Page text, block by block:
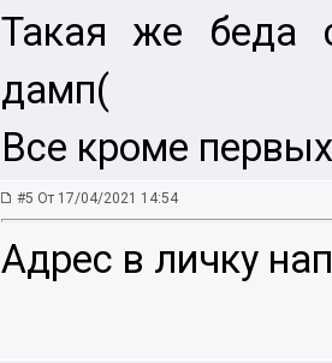
Такая же беда
дамп(
Все кроме
#5 От 17/04/2021 14:54
Адрес в личку